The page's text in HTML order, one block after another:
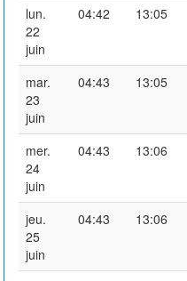
lun.
22
juin
04:42 13:05
mar.
23
juin
04:43 13:05
mer.
24
juin
04:43 13:06
jeu.
25
juin
04:43 13:06